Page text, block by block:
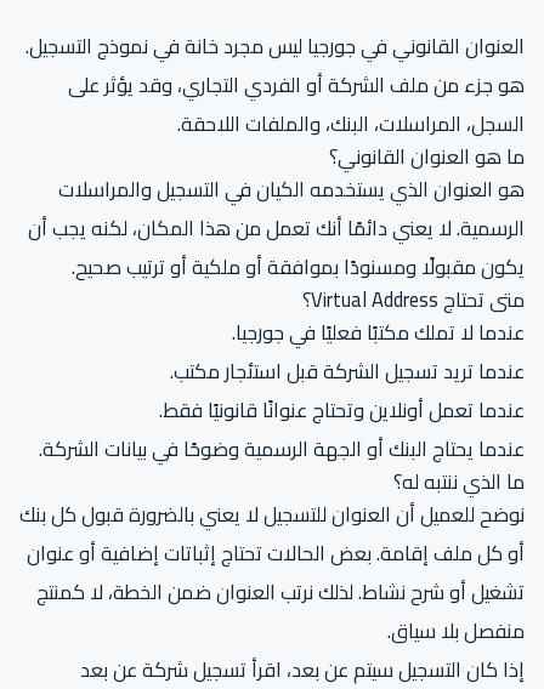
العنوان القانوني في جورجيا ليس مجرد خانة في نموذج التسجيل.
هو جزء من ملف الشركة أو الفردي التجاري، وقد يؤثر على
السجل، المراسلات، البنك، والملفات اللاحقة.
ما هو العنوان القانوني؟
هو العنوان الذي يستخدمه الكيان في التسجيل والمراسلات
الرسمية. لا يعني دائمًا أنك تعمل من هذا المكان، لكنه يجب أن
يكون مقبولًا ومسنودًا بموافقة أو ملكية أو ترتيب صحيح.
متى تحتاج Virtual Address؟
عندما لا تملك مكتبًا فعليًا في جورجيا.
عندما تريد تسجيل الشركة قبل استئجار مكتب.
عندما تعمل أونلاين وتحتاج عنوانًا قانونيًا فقط.
عندما يحتاج البنك أو الجهة الرسمية وضوحًا في بيانات الشركة.
ما الذي ننتبه له؟
نوضح للعميل أن العنوان للتسجيل لا يعني بالضرورة قبول كل بنك
أو كل ملف إقامة. بعض الحالات تحتاج إثباتات إضافية أو عنوان
تشغيل أو شرح نشاط. لذلك نرتب العنوان ضمن الخطة، لا كمنتج
منفصل بلا سياق.
إذا كان التسجيل سيتم عن بعد، اقرأ تسجيل شركة عن بعد